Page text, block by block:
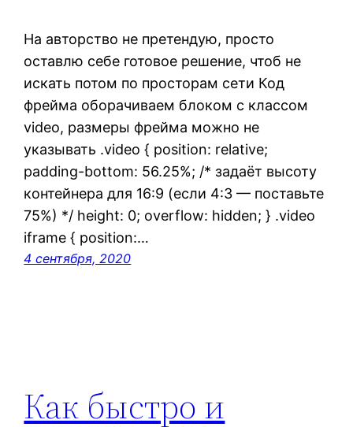
На авторство не претендую, просто
оставлю себе готовое решение, чтоб не
искать потом по просторам сети Код
фрейма оборачиваем блоком с классом
video, размеры фрейма можно не
указывать .video { position: relative;
padding-bottom: 56.25%; /* задаёт высоту
контейнера для 16:9 (если 4:3 — поставьте
75%) */ height: 0; overflow: hidden; } .video
iframe { position:…
4 сентября, 2020
Как быстро и